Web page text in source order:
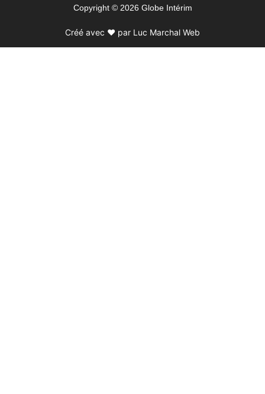
Copyright © 2026 Globe Intérim
Créé avec ♥ par Luc Marchal Web